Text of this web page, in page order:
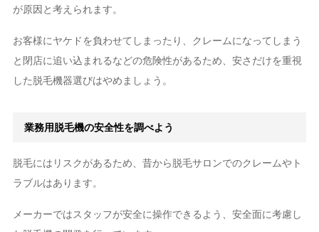
が原因と考えられます。
お客様にヤケドを負わせてしまったり、クレームになってしまう
と閉店に追い込まれるなどの危険性があるため、安さだけを重視
した脱毛機器選びはやめましょう。
業務用脱毛機の安全性を調べよう
脱毛にはリスクがあるため、昔から脱毛サロンでのクレームやト
ラブルはあります。
メーカーではスタッフが安全に操作できるよう、安全面に考慮し